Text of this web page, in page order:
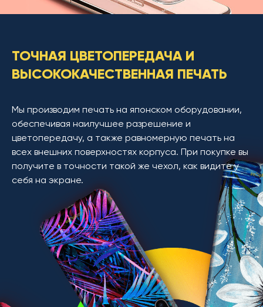
ТОЧНАЯ ЦВЕТОПЕРЕДАЧА И
ВЫСОКОКАЧЕСТВЕННАЯ ПЕЧАТЬ
Мы производим печать на японском оборудовании,
обеспечивая наилучшее разрешение и
цветопередачу, а также равномерную печать на
всех внешних поверхностях корпуса. При покупке вы
получите в точности такой же чехол, как видите у
себя на экране.